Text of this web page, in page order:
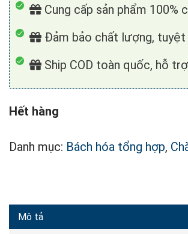
Cung cấp sản phẩm 100%
Đảm bảo chất lượng,
Ship COD toàn quốc, hỗ
Hết hàng
Danh mục: Bách hóa tổng hợp,
Mô tả